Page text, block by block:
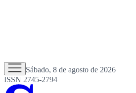
Sábado, 8 de agosto de 2026
ISSN 2745-2794